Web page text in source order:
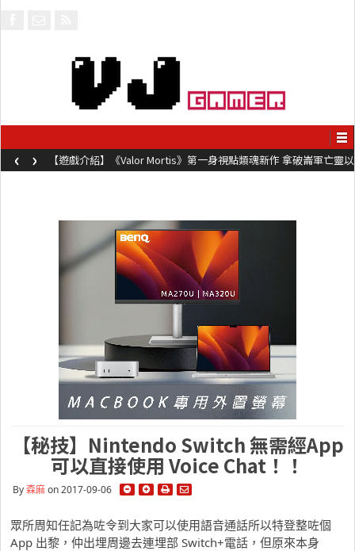
【遊戲介紹】《Valor Mortis》第一身視點類魂新作 拿破崙軍亡靈以
槍械劍與魔法殺敵
‹ ›
【秘技】Nintendo Switch 無需經App
可以直接使用 Voice Chat！！
By森麻on 2017-09-06
眾所周知任記為咗令到大家可以使用語音通話所以特登整咗個
App 出黎，仲出埋周邊去連埋部 Switch+電話，但原來本身